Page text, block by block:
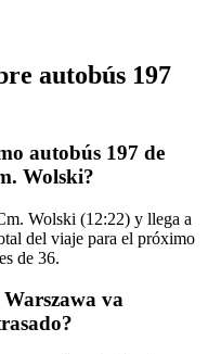
autobús 197
autobús 197 de
Wolski?
Wolski (12:22) y llega a
del viaje para el próximo
de 36.
va